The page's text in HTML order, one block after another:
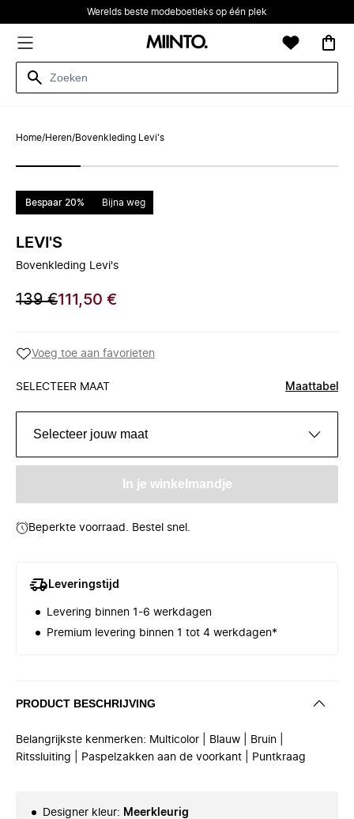
Werelds beste modeboetieks op één plek
Home/Heren/Bovenkleding Levi's
Bespaar 20% Bijna weg
LEVI'S
Bovenkleding Levi's
139 €111,50 €
Voeg toe aan favorieten
SELECTEER MAAT Maattabel
Selecteer jouw maat
In je winkelmandje
Beperkte voorraad. Bestel snel.
Leveringstijd
Levering binnen 1-6 werkdagen
Premium levering binnen 1 tot 4 werkdagen*
PRODUCT BESCHRIJVING
Belangrijkste kenmerken: Multicolor | Blauw | Bruin |
Ritssluiting | Paspelzakken aan de voorkant | Puntkraag
Designer kleur: Meerkleurig